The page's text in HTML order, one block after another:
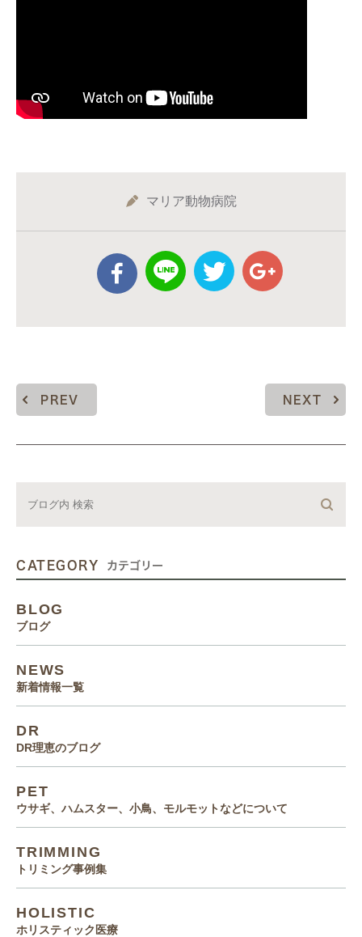
マリア動物病院
PREV NEXT
CATEGORY カテゴリー
BLOG
ブログ
NEWS
新着情報一覧
DR
DR理恵のブログ
PET
ウサギ、ハムスター、小鳥、モルモットなどについて
TRIMMING
トリミング事例集
HOLISTIC
ホリスティック医療